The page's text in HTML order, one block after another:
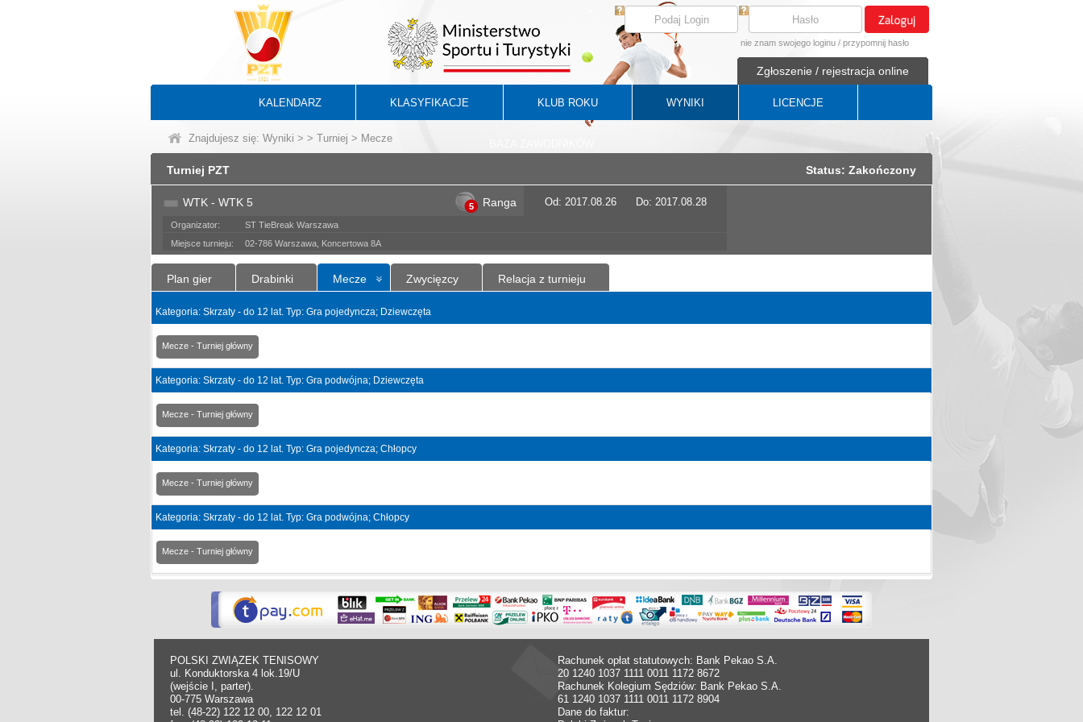
nie znam swojego loginu / przypomnij hasło
Zgłoszenie / rejestracja online
KALENDARZ KLASYFIKACJE KLUB ROKU WYNIKI LICENCJE
Znajdujesz się: Wyniki > > Turniej > Mecze
Turniej PZT Status: Zakończony
WTK - WTK 5 5 Ranga Od: 2017.08.26 Do: 2017.08.28
Organizator:
ST TieBreak Warszawa
Miejsce turnieju:
02-786 Warszawa, Koncertowa 8A
Plan gier Drabinki Mecze Zwycięzcy Relacja z turnieju
Kategoria: Skrzaty - do 12 lat. Typ: Gra pojedyncza; Dziewczęta
Mecze - Turniej główny
Kategoria: Skrzaty - do 12 lat. Typ: Gra podwójna; Dziewczęta
Mecze - Turniej główny
Kategoria: Skrzaty - do 12 lat. Typ: Gra pojedyncza; Chłopcy
Mecze - Turniej główny
Kategoria: Skrzaty - do 12 lat. Typ: Gra podwójna; Chłopcy
Mecze - Turniej główny
POLSKI ZWIĄZEK TENISOWY
ul. Konduktorska 4 lok.19/U
(wejście I, parter).
00-775 Warszawa
tel. (48-22) 122 12 00, 122 12 01
Rachunek opłat statutowych: Bank Pekao S.A.
20 1240 1037 1111 0011 1172 8672
Rachunek Kolegium Sędziów: Bank Pekao S.A.
61 1240 1037 1111 0011 1172 8904
Dane do faktur: